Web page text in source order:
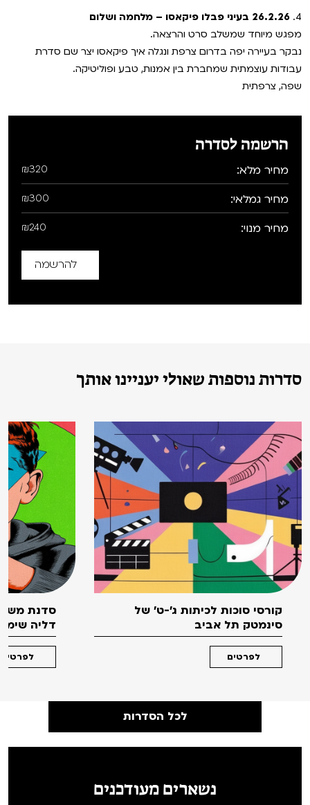
4.
26.2.26 בעיני פבלו פיקאסו – מלחמה ושלום
מפגש מיוחד שמשלב סרט והרצאה.
נבקר בעיירה יפה בדרום צרפת ונגלה איך פיקאסו יצר שם סדרת
עבודות עוצמתית שמחברת בין אמנות, טבע ופוליטיקה.
שפה, צרפתית
הרשמה לסדרה
מחיר מלא: ₪320
מחיר גמלאי: ₪300
מחיר מנוי: ₪240
להרשמה
סדרות נוספות שאולי יעניינו אותך
לכל הסדרות
קורסי סוכות לכיתות ג'-ט' של
סינמטק תל אביב
לפרטים
סדנת
דליה
לפרטים
נשארים מעודכנים